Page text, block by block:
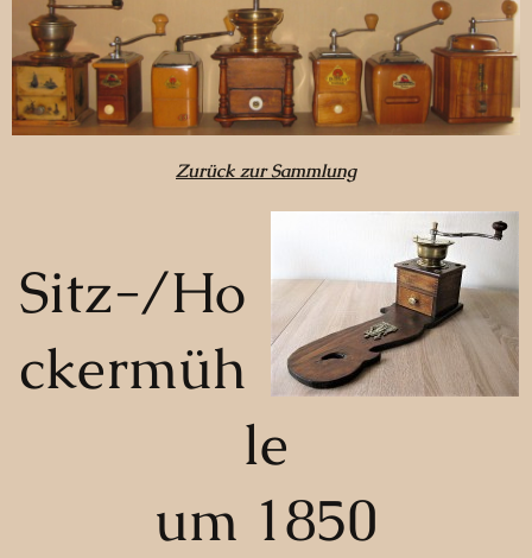
Zurück zur Sammlung
Sitz-/Ho
ckermüh
le
um 1850